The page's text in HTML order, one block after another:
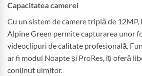
Capacitatea camerei
Cu un sistem de camere triplă de 12MP,
Alpine Green permite capturarea unor
videoclipuri de calitate profesională.
ar fi modul Noapte și ProRes, îți oferă
conținut uimitor.